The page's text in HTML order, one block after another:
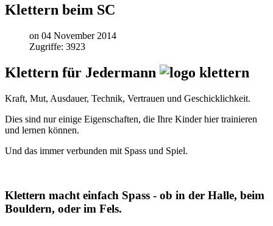
Klettern beim SC
on 04 November 2014
Zugriffe: 3923
Klettern für Jedermann
Kraft, Mut, Ausdauer, Technik, Vertrauen und Geschicklichkeit.
Dies sind nur einige Eigenschaften, die Ihre Kinder hier trainieren
und lernen können.
Und das immer verbunden mit Spass und Spiel.
Klettern macht einfach Spass - ob in der Halle, beim
Bouldern, oder im Fels.